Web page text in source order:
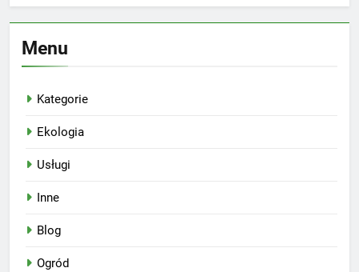
Menu
Kategorie
Ekologia
Usługi
Inne
Blog
Ogród